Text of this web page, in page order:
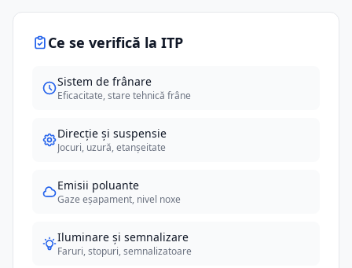
Ce se verifică la ITP
Sistem de frânare
Eficacitate, stare tehnică frâne
Direcție și suspensie
Jocuri, uzură, etanșeitate
Emisii poluante
Gaze eșapament, nivel noxe
Iluminare și semnalizare
Faruri, stopuri, semnalizatoare